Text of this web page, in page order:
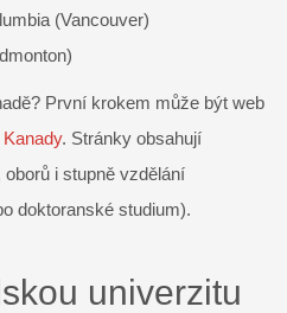
(Vancouver)
První krokem může být web
. Stránky obsahují
i stupně vzdělání
doktoranské studium).
univerzitu